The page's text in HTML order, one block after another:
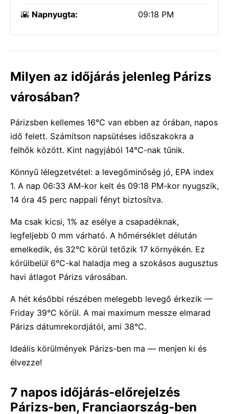
🌇 Napnyugta: 09:18 PM
Milyen az időjárás jelenleg Párizs
városában?
Párizsben kellemes 16°C van ebben az órában, napos
idő felett. Számítson napsütéses időszakokra a
felhők között. Kint nagyjából 14°C-nak tűnik.
Könnyű lélegzetvétel: a levegőminőség jó, EPA index
1. A nap 06:33 AM-kor kelt és 09:18 PM-kor nyugszik,
14 óra 45 perc nappali fényt biztosítva.
Ma csak kicsi, 1% az esélye a csapadéknak,
legfeljebb 0 mm várható. A hőmérséklet délután
emelkedik, és 32°C körül tetőzik 17 környékén. Ez
körülbelül 6°C-kal haladja meg a szokásos augusztus
havi átlagot Párizs városában.
A hét későbbi részében melegebb levegő érkezik —
Friday 39°C körül. A mai maximum messze elmarad
Párizs dátumrekordjától, ami 38°C.
Ideális körülmények Párizs-ben ma — menjen ki és
élvezze!
7 napos időjárás-előrejelzés
Párizs-ben, Franciaország-ben